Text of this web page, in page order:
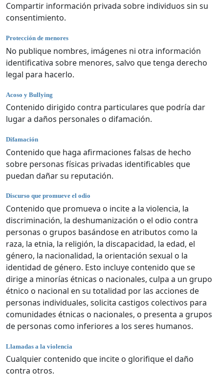
Compartir información privada sobre individuos sin su
consentimiento.
Protección de menores
No publique nombres, imágenes ni otra información
identificativa sobre menores, salvo que tenga derecho
legal para hacerlo.
Acoso y Bullying
Contenido dirigido contra particulares que podría dar
lugar a daños personales o difamación.
Difamación
Contenido que haga afirmaciones falsas de hecho
sobre personas físicas privadas identificables que
puedan dañar su reputación.
Discurso que promueve el odio
Contenido que promueva o incite a la violencia, la
discriminación, la deshumanización o el odio contra
personas o grupos basándose en atributos como la
raza, la etnia, la religión, la discapacidad, la edad, el
género, la nacionalidad, la orientación sexual o la
identidad de género. Esto incluye contenido que se
dirige a minorías étnicas o nacionales, culpa a un grupo
étnico o nacional en su totalidad por las acciones de
personas individuales, solicita castigos colectivos para
comunidades étnicas o nacionales, o presenta a grupos
de personas como inferiores a los seres humanos.
Llamadas a la violencia
Cualquier contenido que incite o glorifique el daño
contra otros.